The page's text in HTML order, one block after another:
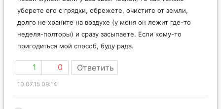
уберете его с грядки, обрежете, очистите от земли,
долго не храните на воздухе (у меня он лежит где-то
неделя-полторы) и сразу засыпаете. Если кому-то
пригодиться мой способ, буду рада.
1 0 Ответить
10.07.15 09:14